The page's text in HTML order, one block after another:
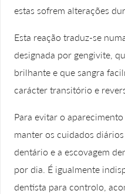
estas sofrem alterações
Esta reação traduz-se
designada por gengivite,
brilhante e que sangra
carácter transitório e
Para evitar o
manter os cuidados
dentário e a escovagem
por dia. É igualmente
dentista para controlo,